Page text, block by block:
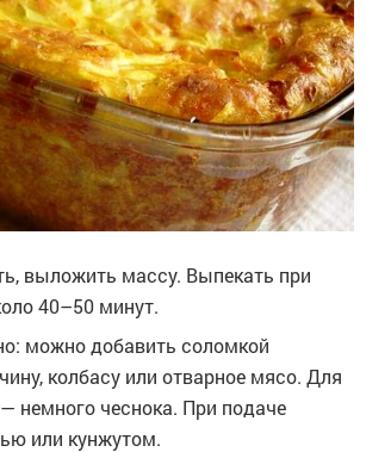
выложить массу. Выпекать при
40–50 минут.
можно добавить соломкой
колбасу или отварное мясо. Для
немного чеснока. При подаче
или кунжутом.